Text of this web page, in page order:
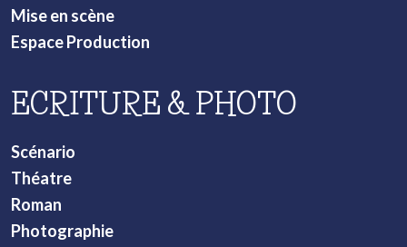
Mise en scène
Espace Production
ECRITURE & PHOTO
Scénario
Théatre
Roman
Photographie